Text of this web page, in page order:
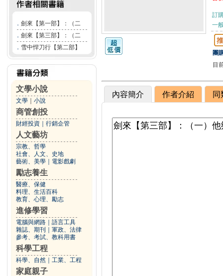
． 劍來【第一部】：（二
． 劍來【第三部】：（二
． 雪中悍刀行【第二部】
文學小說
文學 小說
商管創投
財經投資 行銷企管
人文藝坊
宗教、哲學
社會、人文、史地
藝術、美學
電影戲劇
勵志養生
醫療、保健
料理、生活百科
教育、心理、勵志
進修學習
電腦與網路
語言工具
雜誌、期刊
軍政、法律
參考、考試、教科用書
科學工程
科學、自然 工業、工程
家庭親子
訂
一
團
目
內容簡介 作者介紹 同